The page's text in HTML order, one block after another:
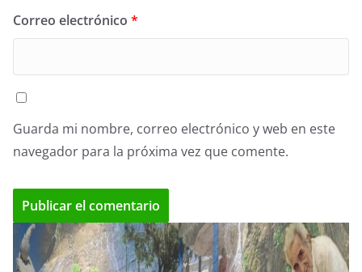
Correo electrónico *
Guarda mi nombre, correo electrónico y web en este
navegador para la próxima vez que comente.